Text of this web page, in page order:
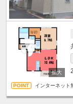
インターネット